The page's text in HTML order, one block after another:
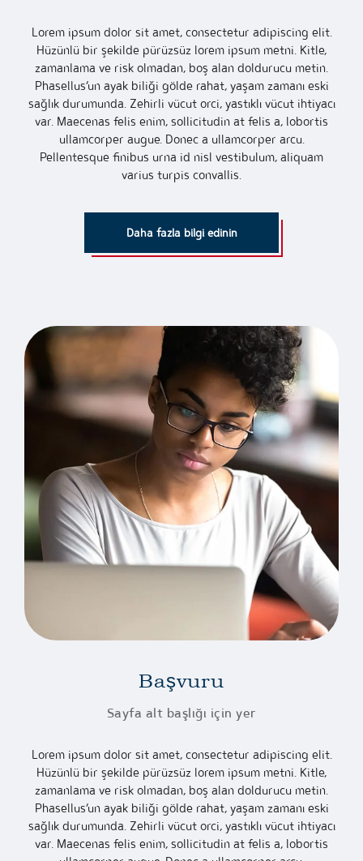
Lorem ipsum dolor sit amet, consectetur adipiscing elit.
Hüzünlü bir şekilde pürüzsüz lorem ipsum metni. Kitle,
zamanlama ve risk olmadan, boş alan doldurucu metin.
Phasellus’un ayak biliği gölde rahat, yaşam zamanı eski
sağlık durumunda. Zehirli vücut orci, yastıklı vücut ihtiyacı
var. Maecenas felis enim, sollicitudin at felis a, lobortis
ullamcorper augue. Donec a ullamcorper arcu.
Pellentesque finibus urna id nisl vestibulum, aliquam
varius turpis convallis.
Daha fazla bilgi edinin
Başvuru
Sayfa alt başlığı için yer
Lorem ipsum dolor sit amet, consectetur adipiscing elit.
Hüzünlü bir şekilde pürüzsüz lorem ipsum metni. Kitle,
zamanlama ve risk olmadan, boş alan doldurucu metin.
Phasellus’un ayak biliği gölde rahat, yaşam zamanı eski
sağlık durumunda. Zehirli vücut orci, yastıklı vücut ihtiyacı
var. Maecenas felis enim, sollicitudin at felis a, lobortis